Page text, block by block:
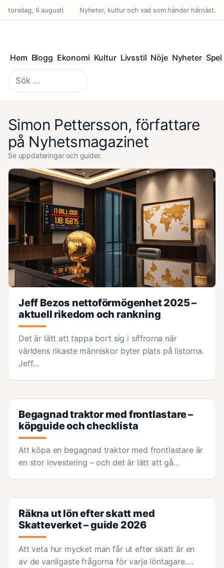
torsdag, 6 augusti Nyheter, kultur och vad som händer härnäst.
Hem Blogg Ekonomi Kultur Livsstil Nöje Nyheter Spel
Sök
efter:
Simon Pettersson, författare
på Nyhetsmagazinet
Se uppdateringar och guider.
Jeff Bezos nettoförmögenhet 2025 –
aktuell rikedom och rankning
Det är lätt att tappa bort sig i siffrorna när
världens rikaste människor byter plats på listorna.
Jeff…
Begagnad traktor med frontlastare –
köpguide och checklista
Att köpa en begagnad traktor med frontlastare är
en stor investering – och det är lätt att gå…
Räkna ut lön efter skatt med
Skatteverket – guide 2026
Att veta hur mycket man får ut efter skatt är en
av de vanligaste frågorna för varje löntagare.…